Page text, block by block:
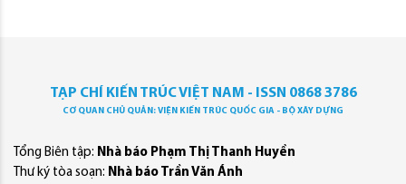
TẠP CHÍ KIẾN TRÚC VIỆT NAM - ISSN 0868 3786
CƠ QUAN CHỦ QUẢN: VIỆN KIẾN TRÚC QUỐC GIA - BỘ XÂY DỰNG
Tổng Biên tập: Nhà báo Phạm Thị Thanh Huyền
Thư ký tòa soạn: Nhà báo Trần Văn Ánh